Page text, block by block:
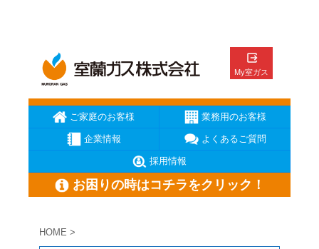
ご家庭のお客様 業務用のお客様
企業情報 よくあるご質問
採用情報
お困りの時はコチラをクリック！
ガス臭いと思ったら
HOME >